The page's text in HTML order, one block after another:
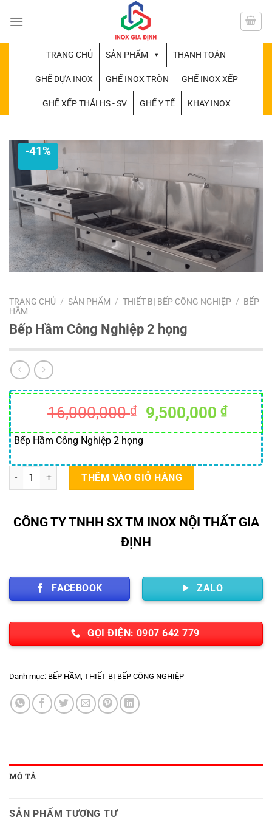
đến
TRANG CHỦ SẢN PHẨM THANH TOÁN
GHẾ DỰA INOX GHẾ INOX TRÒN GHẾ INOX XẾP
GHẾ XẾP THÁI HS - SV GHẾ Y TẾ KHAY INOX
-41%
TRANG CHỦ / SẢN PHẨM / THIẾT BỊ BẾP CÔNG NGHIỆP / BẾP
HẦM
Bếp Hầm Công Nghiệp 2 họng
16,000,000₫
Giá
gốc
16,000,000 ₫.
9,500,000 ₫Giá
hiện
là:
Bếp Hầm Công Nghiệp 2 họng
Bếp Hầm Công Nghiệp 2 họng số lượng
THÊM VÀO GIỎ HÀNG
CÔNG TY TNHH SX TM INOX NỘI THẤT GIA
ĐỊNH
FACEBOOK ZALO
GỌI ĐIỆN: 0907 642 779
Danh mục: BẾP HẦM, THIẾT BỊ BẾP CÔNG NGHIỆP
MÔ TẢ
SẢN PHẨM TƯƠNG TỰ